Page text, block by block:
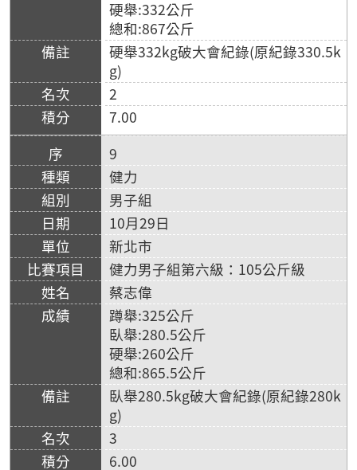
硬舉:332公斤
總和:867公斤
硬舉332kg破大會紀錄(原紀錄330.5k
g)
2
7.00
9
健力
男子組
10月29日
新北市
健力男子組第六級：105公斤級
蔡志偉
蹲舉:325公斤
臥舉:280.5公斤
硬舉:260公斤
總和:865.5公斤
臥舉280.5kg破大會紀錄(原紀錄280k
g)
3
6.00